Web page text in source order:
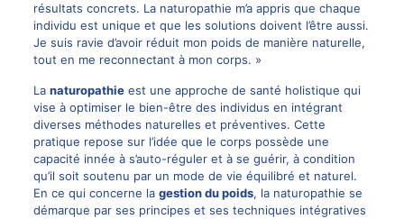
résultats concrets. La naturopathie m’a appris que chaque
individu est unique et que les solutions doivent l’être aussi.
Je suis ravie d’avoir réduit mon poids de manière naturelle,
tout en me reconnectant à mon corps. »
La naturopathieest une approche de santé holistique qui
vise à optimiser le bien-être des individus en intégrant
diverses méthodes naturelles et préventives. Cette
pratique repose sur l’idée que le corps possède une
capacité innée à s’auto-réguler et à se guérir, à condition
qu’il soit soutenu par un mode de vie équilibré et naturel.
En ce qui concerne la gestion du poids, la naturopathie se
démarque par ses principes et ses techniques intégratives